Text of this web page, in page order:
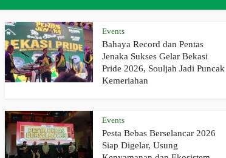
Events
Bahaya Record dan Pentas
Jenaka Sukses Gelar Bekasi
Pride 2026, Souljah Jadi Puncak
Kemeriahan
Events
Pesta Bebas Berselancar 2026
Siap Digelar, Usung